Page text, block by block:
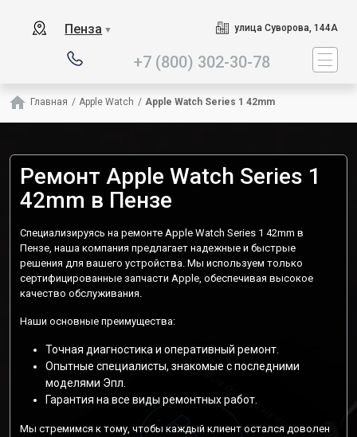
Пенза ▼ улица Суворова, 144А
+7 (800) 302-30-78
Главная / Apple Watch / Apple Watch Series 1 42mm
Ремонт Apple Watch Series 1
42mm в Пензе
Специализируясь на ремонте Apple Watch Series 1 42mm в
Пензе, наша компания предлагает надежные и быстрые
решения для вашего устройства. Мы используем только
сертифицированные запчасти Apple, обеспечивая высокое
качество обслуживания.
Наши основные преимущества:
Точная диагностика и оперативный ремонт.
Опытные специалисты, знакомые с последними
моделями Эпл.
Гарантия на все виды ремонтных работ.
Мы стремимся к тому, чтобы каждый клиент остался доволен